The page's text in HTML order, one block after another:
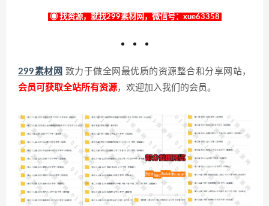
◉ 找资源，就找299素材网，微信号：xue63358
299素材网 致力于做全网最优质的资源整合和分享网站，
会员可获取全站所有资源，欢迎加入我们的会员。